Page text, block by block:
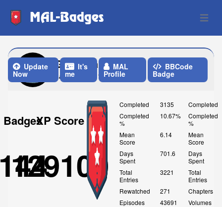
MAL-Badges Open
Go_Bananas
Last Update: 13 Hours ago
Update
Now
It's
me
MAL
Profile
BBCode
Badge
BadgesXP Score
129100
Completed
3135
Completed
%
10.67%
Mean
Score
6.14
Days
Spent
701.6
Total
Entries
3221
Rewatched
271
Episodes
43691
Completed
Completed
%
Mean
Score
Days
Spent
Total
Entries
Chapters
Volumes